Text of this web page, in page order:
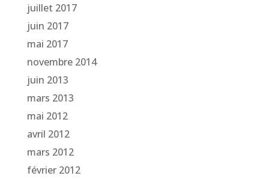
juillet 2017
juin 2017
mai 2017
novembre 2014
juin 2013
mars 2013
mai 2012
avril 2012
mars 2012
février 2012